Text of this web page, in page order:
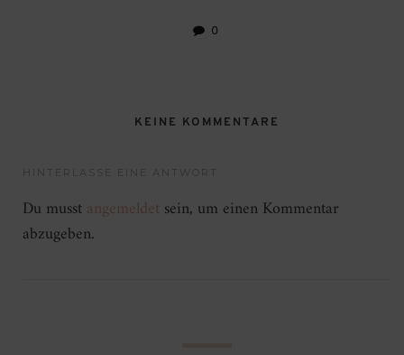
0
KEINE KOMMENTARE
HINTERLASSE EINE ANTWORT
Du musstangemeldet sein, um einen Kommentar
abzugeben.